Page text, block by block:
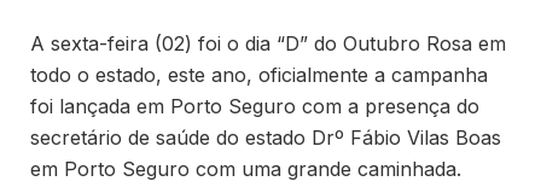
A sexta-feira (02) foi o dia “D” do Outubro Rosa em
todo o estado, este ano, oficialmente a campanha
foi lançada em Porto Seguro com a presença do
secretário de saúde do estado Drº Fábio Vilas Boas
em Porto Seguro com uma grande caminhada.